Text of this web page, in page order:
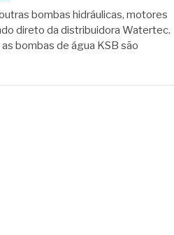
bombas hidráulicas, motores
direto da distribuidora Watertec.
bombas de água KSB são